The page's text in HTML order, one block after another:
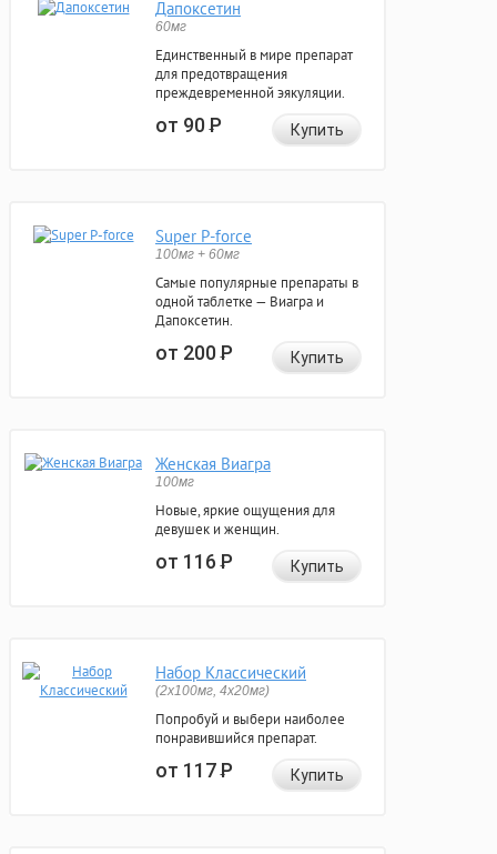
Дапоксетин
60мг
Единственный в мире препарат
для предотвращения
преждевременной эякуляции.
от 90Р Купить
Super P-force
100мг + 60мг
Самые популярные препараты в
одной таблетке — Виагра и
Дапоксетин.
от 200Р Купить
Женская Виагра
100мг
Новые, яркие ощущения для
девушек и женщин.
от 116Р Купить
Набор Классический
(2x100мг, 4x20мг)
Попробуй и выбери наиболее
понравившийся препарат.
от 117Р Купить